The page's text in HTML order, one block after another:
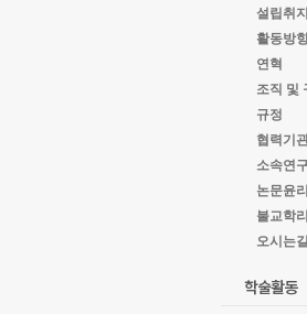
설립취지
활동방
연혁
조직 및
규정
협력기
소속연
논문윤
불교학
오시는길